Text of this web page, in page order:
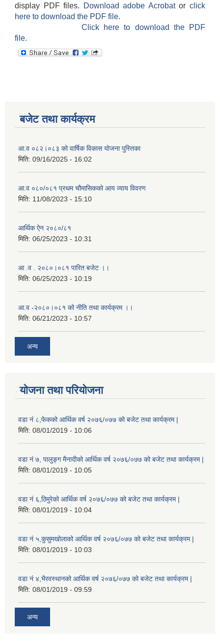
display PDF files.
Download adobe Acrobatorclick
here to download the PDF file.
Click here to download the PDF
file.
बजेट तथा कार्यक्रम
आ.व ०८२।०८३ को वार्षिक विकास योजना पुस्तिका
मिति: 09/16/2025 - 16:02
आ.व ०८०/०८१ प्रथम चौमासिकको आय व्याय विवरण
मिति: 11/08/2023 - 15:10
आर्थिक ऐन २०८०/८१
मिति: 06/25/2023 - 10:31
आ .व . २०८०।०८१ पारित बजेट ।।
मिति: 06/25/2023 - 10:19
आ.व -२०८०।०८१ को नीति तथा कार्यक्रम ।।
मिति: 06/21/2023 - 10:57
अन्य
योजना तथा परियोजना
वडा नं ८,फेकको आर्थिक वर्ष २०७६/०७७ को बजेट तथा कार्यक्रम |
मिति: 08/01/2019 - 10:06
वडा नं ७, पालुङ्ग मैनादीको आर्थिक वर्ष २०७६/०७७ को बजेट तथा कार्यक्रम |
मिति: 08/01/2019 - 10:05
वडा नं ६,ठिमुरेको आर्थिक वर्ष २०७६/०७७ को बजेट तथा कार्यक्रम |
मिति: 08/01/2019 - 10:04
वडा नं ५,कुसुमखोलाको आर्थिक वर्ष २०७६/०७७ को बजेट तथा कार्यक्रम |
मिति: 08/01/2019 - 10:03
वडा नं ४,भैरवस्थानको आर्थिक वर्ष २०७६/०७७ को बजेट तथा कार्यक्रम |
मिति: 08/01/2019 - 09:59
अन्य